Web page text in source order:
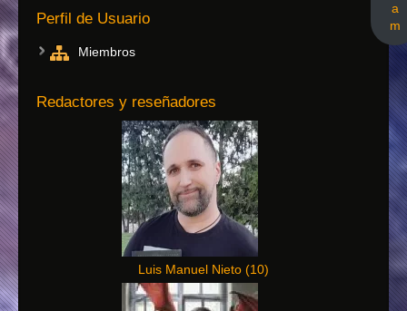
Perfil de Usuario
Miembros
a
m
Redactores y reseñadores
Luis Manuel Nieto (10)